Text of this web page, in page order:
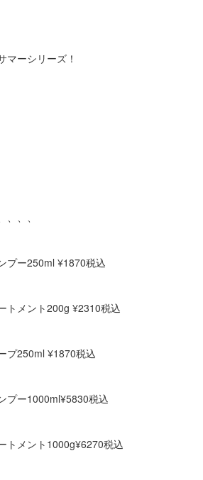
マーシリーズ！
、、
プー250ml ¥1870税込
トメント200g ¥2310税込
プ250ml ¥1870税込
プー1000ml¥5830税込
トメント1000g¥6270税込